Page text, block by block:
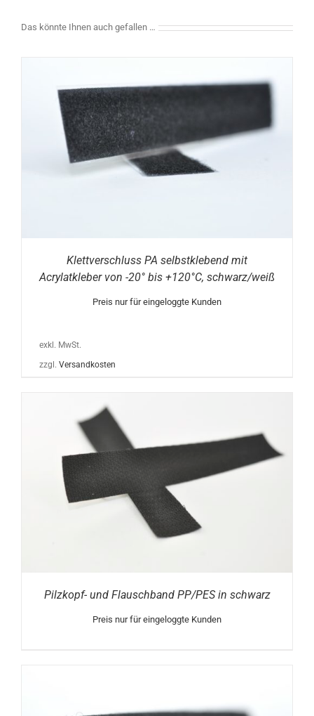
Das könnte Ihnen auch gefallen …
Klettverschluss PA selbstklebend mit
Acrylatkleber von -20° bis +120°C, schwarz/weiß
Preis nur für eingeloggte Kunden
exkl. MwSt.
zzgl. Versandkosten
Pilzkopf- und Flauschband PP/PES in schwarz
Preis nur für eingeloggte Kunden